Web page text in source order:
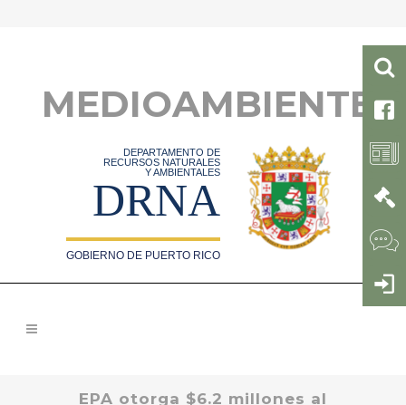
MEDIOAMBIENTE
DEPARTAMENTO DE
RECURSOS NATURALES
Y AMBIENTALES
DRNA
GOBIERNO DE PUERTO RICO
EPA otorga $6.2 millones al